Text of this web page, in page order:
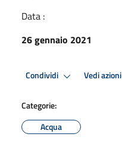
Data :
26 gennaio 2021
Condividi Vedi azioni
Categorie:
Acqua